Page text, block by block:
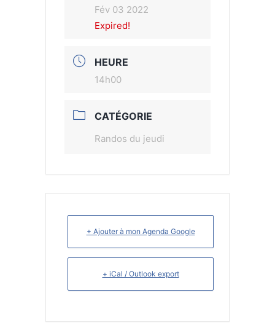
Fév 03 2022
Expired!
HEURE
14h00
CATÉGORIE
Randos du jeudi
+ Ajouter à mon Agenda Google
+ iCal / Outlook export